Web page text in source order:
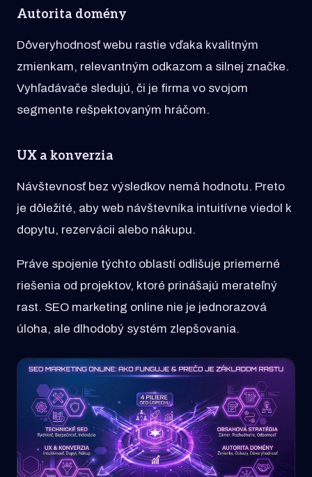
Autorita domény
Dôveryhodnosť webu rastie vďaka kvalitným
zmienkam, relevantným odkazom a silnej značke.
Vyhľadávače sledujú, či je firma vo svojom
segmente rešpektovaným hráčom.
UX a konverzia
Návštevnosť bez výsledkov nemá hodnotu. Preto
je dôležité, aby web návštevníka intuitívne viedol k
dopytu, rezervácii alebo nákupu.
Práve spojenie týchto oblastí odlišuje priemerné
riešenia od projektov, ktoré prinášajú merateľný
rast. SEO marketing online nie je jednorazová
úloha, ale dlhodobý systém zlepšovania.